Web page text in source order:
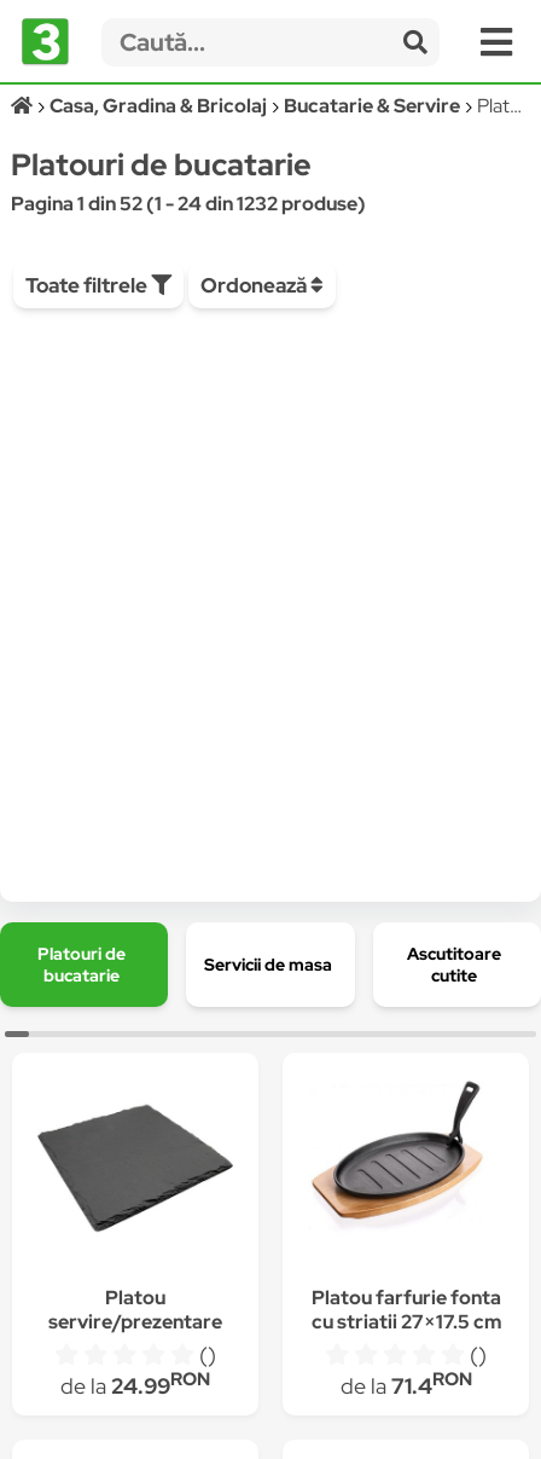
Casa, Gradina & Bricolaj Bucatarie & Servire Platouri de bucatarie
Platouri de bucatarie
Pagina 1 din 52 (1 - 24 din 1232 produse)
Toate filtrele Ordonează
Platouri de
bucatarie
Servicii de masa
Ascutitoare
cutite
Platou
servire/prezentare
Quasar & Co., patrat
20 x 20 cm, picioruse
suport, ardezie, negru
()
de la24.99RON
Platou farfurie fonta
cu striatii 27×17.5 cm
()
de la71.4RON